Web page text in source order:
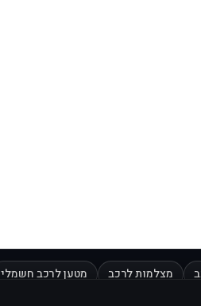
מצלמות לרכב מטען לרכב חשמלי